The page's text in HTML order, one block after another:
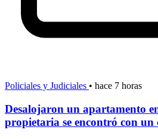
Policiales y Judiciales • hace 7 horas
Desalojaron un apartamento
propietaria se encontró con un